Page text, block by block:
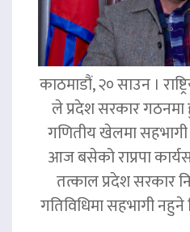
काठमाडौं, २० साउन ।
ले प्रदेश सरकार
गणितीय खेलमा
आज बसेको राप्रपा
तत्काल प्रदेश सरकार
गतिविधिमा सहभागी नहुने